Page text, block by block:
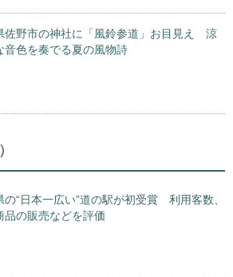
佐野市の神社に「風鈴参道」お目見え 涼
音色を奏でる夏の風物詩
の“日本一広い”道の駅が初受賞 利用客数、
品の販売などを評価